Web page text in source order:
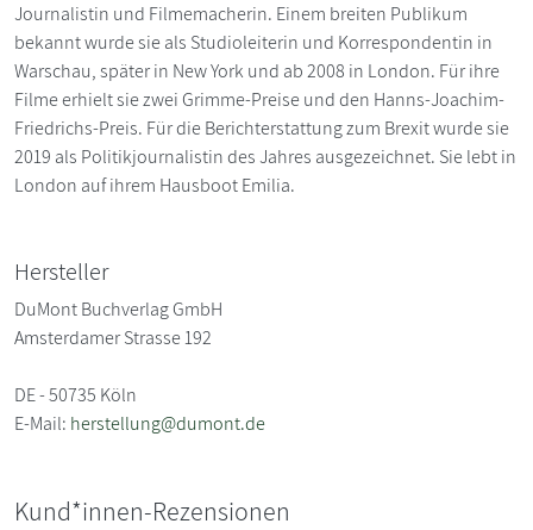
Journalistin und Filmemacherin. Einem breiten Publikum
bekannt wurde sie als Studioleiterin und Korrespondentin in
Warschau, später in New York und ab 2008 in London. Für ihre
Filme erhielt sie zwei Grimme-Preise und den Hanns-Joachim-
Friedrichs-Preis. Für die Berichterstattung zum Brexit wurde sie
2019 als Politikjournalistin des Jahres ausgezeichnet. Sie lebt in
London auf ihrem Hausboot Emilia.
Hersteller
DuMont Buchverlag GmbH
Amsterdamer Strasse 192
DE - 50735 Köln
E-Mail: herstellung@dumont.de
Kund*innen-Rezensionen